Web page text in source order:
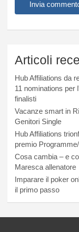
Articoli
Hub Affiliations da
11 nominations per
finalisti
Vacanze smart in
Genitori Single
Hub Affiliations
premio
Cosa cambia – e
Maresca allenatore
Imparare il poker
il primo passo